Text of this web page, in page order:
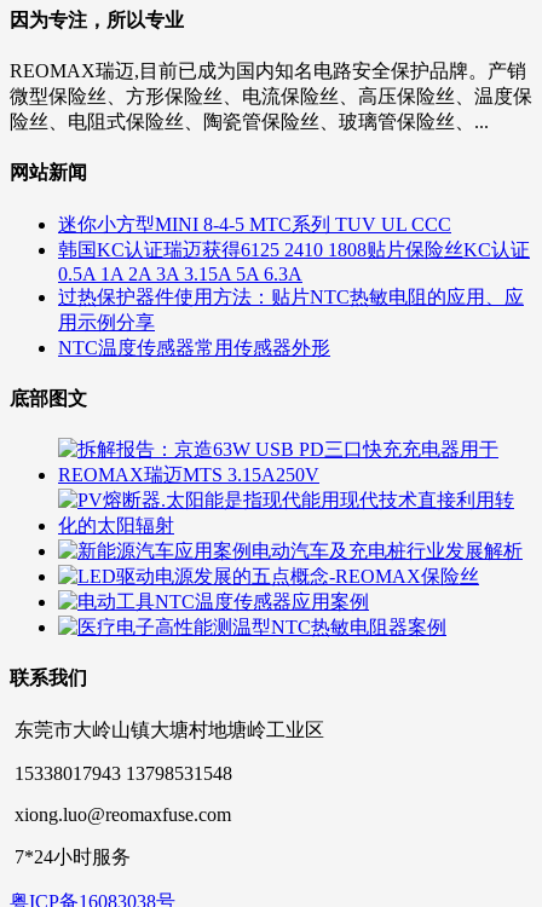
因为专注，所以专业
REOMAX瑞迈,目前已成为国内知名电路安全保护品牌。产销
微型保险丝、方形保险丝、电流保险丝、高压保险丝、温度保
险丝、电阻式保险丝、陶瓷管保险丝、玻璃管保险丝、...
网站新闻
迷你小方型MINI 8-4-5 MTC系列 TUV UL CCC
韩国KC认证瑞迈获得6125 2410 1808贴片保险丝KC认证
0.5A 1A 2A 3A 3.15A 5A 6.3A
过热保护器件使用方法：贴片NTC热敏电阻的应用、应
用示例分享
NTC温度传感器常用传感器外形
底部图文
联系我们
东莞市大岭山镇大塘村地塘岭工业区
15338017943 13798531548
xiong.luo@reomaxfuse.com
7*24小时服务
粤ICP备16083038号